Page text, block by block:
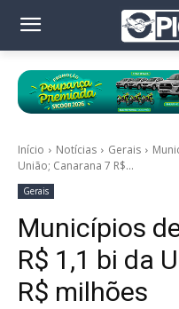
Início Notícias Gerais
União; Canarana 7 R$...
Gerais
Municípios
R$ 1,1 bi da
R$ milhões